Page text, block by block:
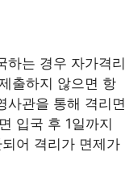
하는 경우 자가격리
출하지 않으면 항
사관을 통해 격리면
입국 후 1일까지
어 격리가 면제가